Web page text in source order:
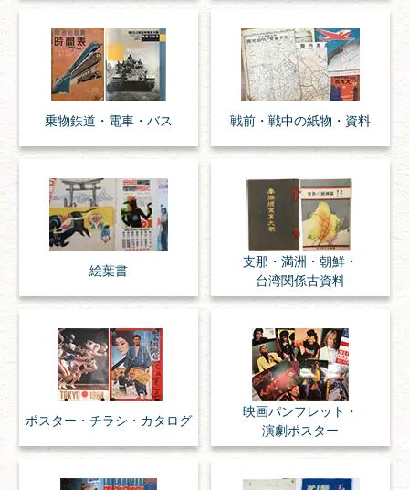
乗物鉄道・ 電車・ バス 戦前・戦中の紙物・資料
絵葉書
支那・満洲・朝鮮・
台湾関係古資料
ポスター・チラシ・ カタログ
映画パンフレット・
演劇ポスター